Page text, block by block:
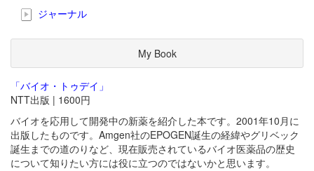
ジャーナル
My Book
「バイオ・トゥデイ」
NTT出版 | 1600円
バイオを応用して開発中の新薬を紹介した本です。2001年10月に
出版したものです。Amgen社のEPOGEN誕生の経緯やグリベック
誕生までの道のりなど、現在販売されているバイオ医薬品の歴史
について知りたい方には役に立つのではないかと思います。